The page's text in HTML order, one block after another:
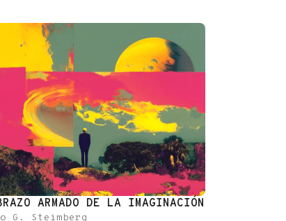
ARMADO DE LA IMAGINACIÓN
G. Steimberg